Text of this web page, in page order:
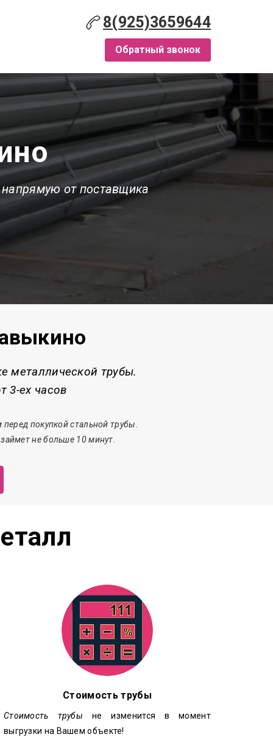
8(925)3659644
Обратный звонок
от поставщика
металлической трубы.
3-ех часов
покупкой стальной трубы.
айметне больше 10 минут.
Стоимость трубы
Стоимость трубы не изменится в момент
выгрузки на Вашем объекте!